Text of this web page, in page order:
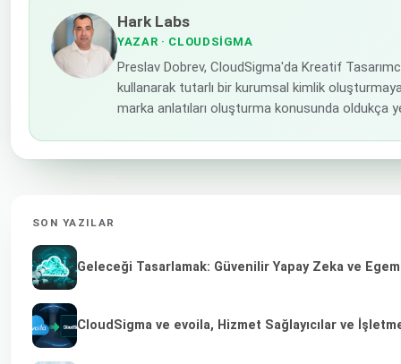
Hark Labs
YAZAR · CLOUDSIGMA
Preslav Dobrev, CloudSigma'da Kreatif
kullanarak tutarlı bir kurumsal kimlik
marka anlatıları oluşturma konusunda oldukça
SON YAZILAR
Geleceği Tasarlamak: Güvenilir Yapay Zeka ve
CloudSigma ve evoila, Hizmet Sağlayıcılar ve